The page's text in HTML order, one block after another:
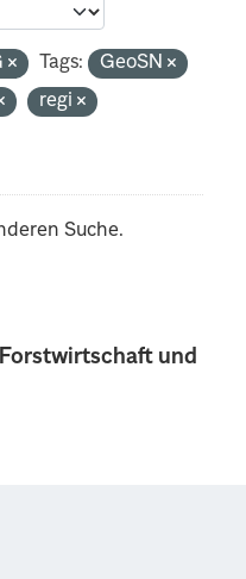
und
Tags:
GeoSN
regi
Suche.